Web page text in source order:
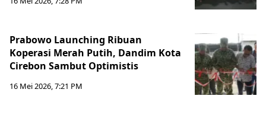
Prabowo Launching Ribuan
Koperasi Merah Putih, Dandim Kota
Cirebon Sambut Optimistis
16 Mei 2026, 7:21 PM